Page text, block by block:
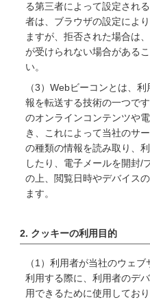
る第三者によって設定され
者は、ブラウザの設定によ
ますが、拒否された場合は
が受けられない場合がある
い。
（3）Webビーコンとは、
報を転送する技術の一つで
のオンラインコンテンツや
き、これによって当社のサ
の種類の情報を読み取り、
したり、電子メールを開封/
の上、閲覧日時やデバイス
ます。
2. クッキーの利用目的
（1）利用者が当社のウェ
利用する際に、利用者のデ
用できるために使用してお